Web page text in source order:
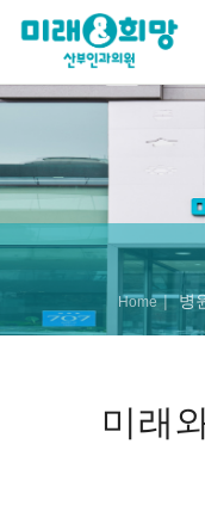
Home 병
미래